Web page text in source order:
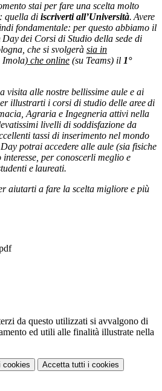
stai per fare una scelta molto
quella di iscriverti all’Università. Avere
fondamentale: per questo abbiamo il
dei Corsi di Studio della sede di
che si svolgerà sia in
Imola) che online (su Teams) il 1°
visita alle nostre bellissime aule e ai
illustrarti i corsi di studio delle aree di
Agraria e Ingegneria attivi nella
livelli di soddisfazione da
tassi di inserimento nel mondo
potrai accedere alle aule (sia fisiche
per conoscerli meglio e
e laureati.
aiutarti a fare la scelta migliore e più
da questo utilizzati si avvalgono di
ed utili alle finalità illustrate nella
cookies Accetta tutti i cookies